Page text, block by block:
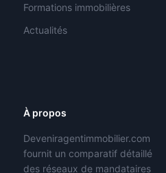
Formations immobilières
Actualités
À propos
Deveniragentimmobilier.com
fournit un comparatif détaillé
des réseaux de mandataires